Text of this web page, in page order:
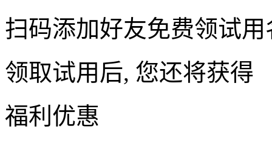
扫码添加好友免费领试用
领取试用后, 您还将获得
福利优惠